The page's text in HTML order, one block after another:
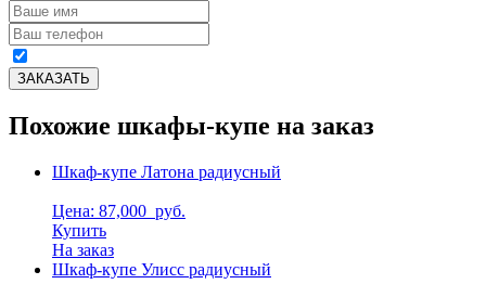
Похожие шкафы-купе на заказ
Шкаф-купе Латона радиусный
Цена: 87,000 руб.
Купить
На заказ
Шкаф-купе Улисс радиусный